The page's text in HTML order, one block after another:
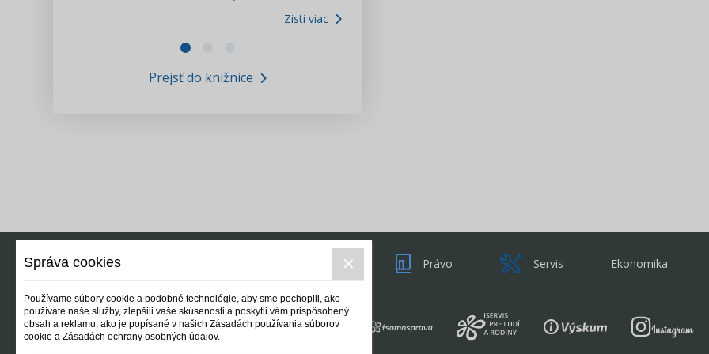
Informácie COVID19
Zisti viac
Prejsť do knižnice
Právo Servis Ekonomika
Správa cookies
Používame súbory cookie a podobné technológie, aby sme pochopili, ako
používate naše služby, zlepšili vaše skúsenosti a poskytli vám prispôsobený
obsah a reklamu, ako je popísané v našich Zásadách používania súborov
cookie a Zásadách ochrany osobných údajov.